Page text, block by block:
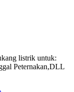
listrik untuk:
Peternakan,DLL